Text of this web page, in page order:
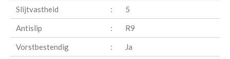
Slijtvastheid : 5
Antislip : R9
Vorstbestendig : Ja